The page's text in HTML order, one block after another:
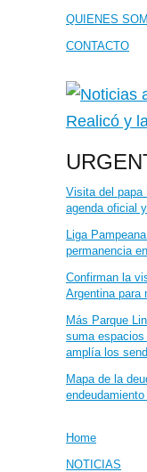
QUIENES
CONTACTO
Visita del papa
agenda oficial
Liga
permanencia
Confirman la
Argentina para
Más Parque
suma
amplía los
Mapa de la
Home
NOTICIAS